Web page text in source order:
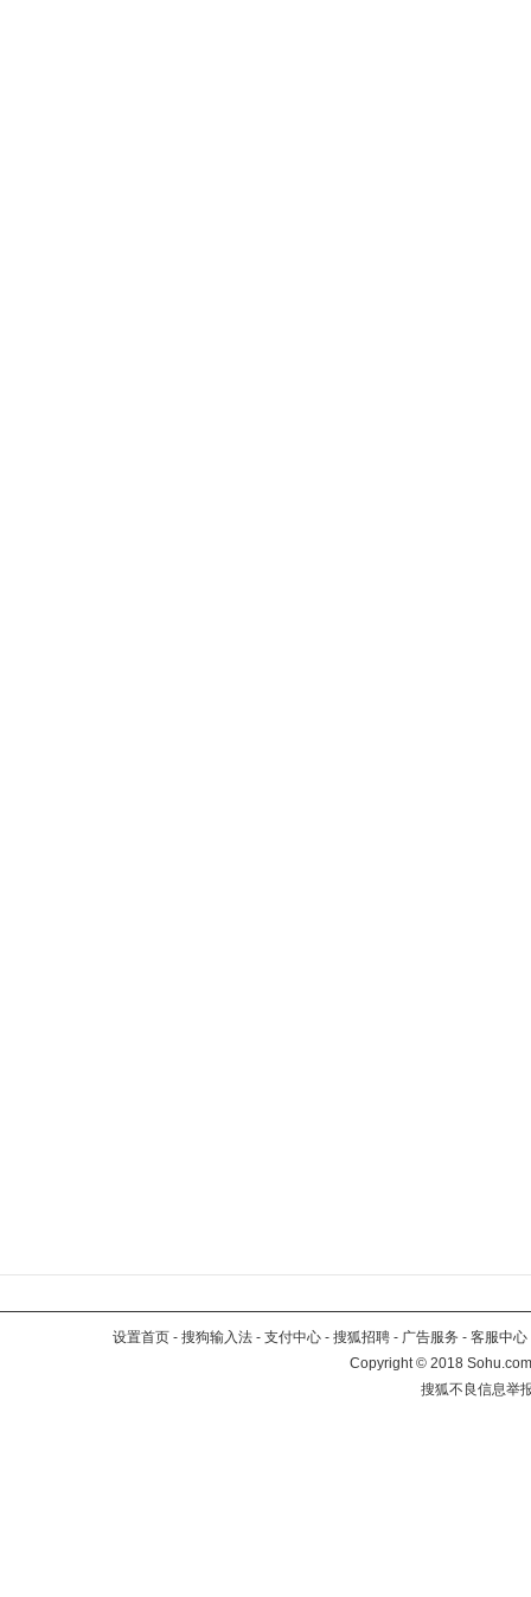
设置首页 - 搜狗输入法 - 支付中心 - 搜狐招聘 - 广告服务 - 客服中心
Copyright©2018
搜狐不良信息举